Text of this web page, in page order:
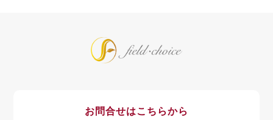
お問合せはこちらから